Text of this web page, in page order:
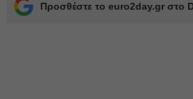
Προσθέστε το euro2day.gr στο